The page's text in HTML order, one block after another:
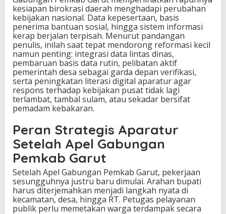
kesiapan birokrasi daerah menghadapi perubahan
kebijakan nasional. Data kepesertaan, basis
penerima bantuan sosial, hingga sistem informasi
kerap berjalan terpisah. Menurut pandangan
penulis, inilah saat tepat mendorong reformasi kecil
namun penting: integrasi data lintas dinas,
pembaruan basis data rutin, pelibatan aktif
pemerintah desa sebagai garda depan verifikasi,
serta peningkatan literasi digital aparatur agar
respons terhadap kebijakan pusat tidak lagi
terlambat, tambal sulam, atau sekadar bersifat
pemadam kebakaran.
Peran Strategis Aparatur
Setelah Apel Gabungan
Pemkab Garut
Setelah Apel Gabungan Pemkab Garut, pekerjaan
sesungguhnya justru baru dimulai. Arahan bupati
harus diterjemahkan menjadi langkah nyata di
kecamatan, desa, hingga RT. Petugas pelayanan
publik perlu memetakan warga terdampak secara